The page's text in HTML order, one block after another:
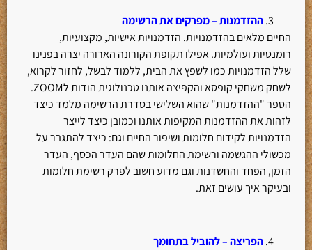
ההזדמנות – מפרקים את הרשימה
החיים מלאים בהזדמנויות. הזדמנויות אישיות, מקצועיות,
רומנטיות ועולמיות. אפילו תקופת הקורונה הארורה יצרה בפנינו
שלל הזדמנויות כמו לשפץ את הבית, ללמוד לבשל, לחזור לקרוא,
לשחק משחקי קופסא והקפיצה אותנו טכנולוגית הודות לZOOM.
הספר "ההזדמנות" שהוא השלישי בסדרת הרשימה מלמד כיצד
לזהות את ההזדמנות המקיפות אותנו וכמובן כיצד לייצר
הזדמנויות לקידום חלומות ושיפור החיים וגם: כיצד להתגבר על
מכשולי ההגשמה ורשימת החלומות שהם העדר הכסף, העדר
הזמן, הפחד והחשדנות וגם מדוע חשוב לפרק רשימת חלומות
ובעיקר איך עושים זאת.
הפריצה – להוביל בתחומך